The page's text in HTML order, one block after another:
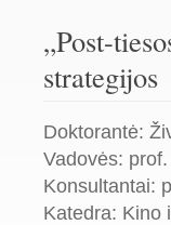
„Post-
strategijos
Doktorantė:
Vadovės:
Konsultantai:
Katedra: Kino